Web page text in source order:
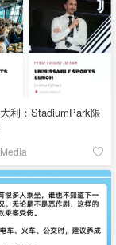
利：StadiumPark限